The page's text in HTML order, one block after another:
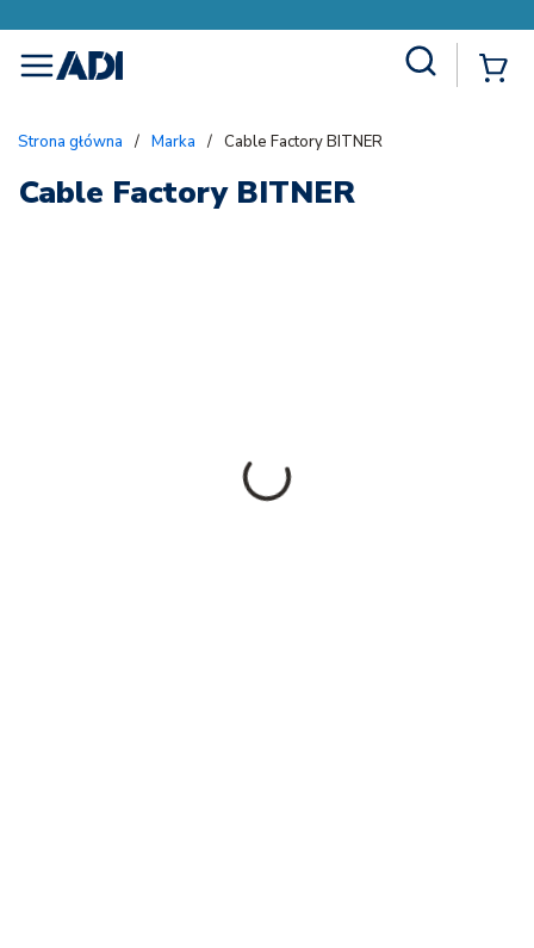
menu
Strona główna / Marka / Cable Factory BITNER
Cable Factory BITNER